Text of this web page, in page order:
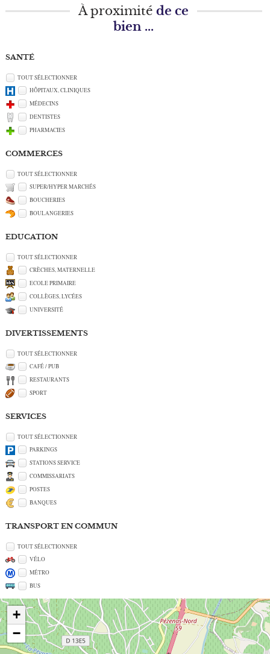
À proximitéde ce
bien ...
SANTÉ
TOUT SÉLECTIONNER
HÔPITAUX, CLINIQUES
MÉDECINS
DENTISTES
PHARMACIES
COMMERCES
TOUT SÉLECTIONNER
SUPER/HYPER MARCHÉS
BOUCHERIES
BOULANGERIES
EDUCATION
TOUT SÉLECTIONNER
CRÈCHES, MATERNELLE
ECOLE PRIMAIRE
COLLÈGES, LYCÉES
UNIVERSITÉ
DIVERTISSEMENTS
TOUT SÉLECTIONNER
CAFÉ / PUB
RESTAURANTS
SPORT
SERVICES
TOUT SÉLECTIONNER
PARKINGS
STATIONS SERVICE
COMMISSARIATS
POSTES
BANQUES
TRANSPORT EN COMMUN
TOUT SÉLECTIONNER
VÉLO
MÉTRO
BUS
+
−